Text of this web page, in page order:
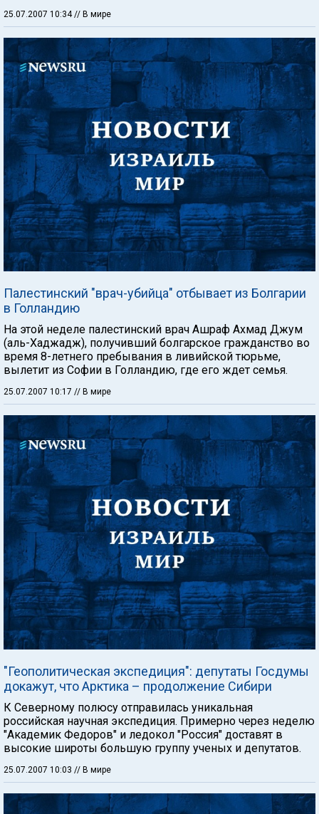
25.07.2007 10:34 // В мире
Палестинский "врач-убийца" отбывает из Болгарии
в Голландию
На этой неделе палестинский врач Ашраф Ахмад Джум
(аль-Хаджадж), получивший болгарское гражданство во
время 8-летнего пребывания в ливийской тюрьме,
вылетит из Софии в Голландию, где его ждет семья.
25.07.2007 10:17 // В мире
"Геополитическая экспедиция": депутаты Госдумы
докажут, что Арктика – продолжение Сибири
К Северному полюсу отправилась уникальная
российская научная экспедиция. Примерно через неделю
"Академик Фeдоров" и ледокол "Россия" доставят в
высокие широты большую группу ученых и депутатов.
25.07.2007 10:03 // В мире